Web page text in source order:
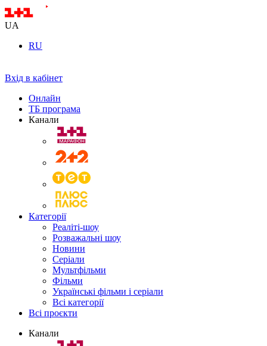
UA
RU
Вхід в кабінет
Онлайн
ТБ програма
Канали
Категорії
Реаліті-шоу
Розважальні шоу
Новини
Серіали
Мультфільми
Фільми
Українські фільми і серіали
Всі категорії
Всі проєкти
Канали